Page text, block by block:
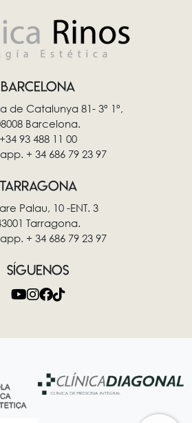
BARCELONA
de Catalunya 81- 3º 1º,
Barcelona.
+34 93 488 11 00
+ 34 686 79 23 97
TARRAGONA
Palau, 10 -ENT. 3
Tarragona.
+ 34 686 79 23 97
SÍGUENOS